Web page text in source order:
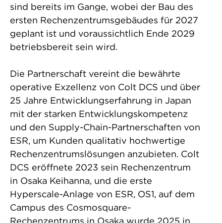
sind bereits im Gange, wobei der Bau des
ersten Rechenzentrumsgebäudes für 2027
geplant ist und voraussichtlich Ende 2029
betriebsbereit sein wird.
Die Partnerschaft vereint die bewährte
operative Exzellenz von Colt DCS und über
25 Jahre Entwicklungserfahrung in Japan
mit der starken Entwicklungskompetenz
und den Supply-Chain-Partnerschaften von
ESR, um Kunden qualitativ hochwertige
Rechenzentrumslösungen anzubieten. Colt
DCS eröffnete 2023 sein Rechenzentrum
in Osaka Keihanna, und die erste
Hyperscale-Anlage von ESR, OS1, auf dem
Campus des Cosmosquare-